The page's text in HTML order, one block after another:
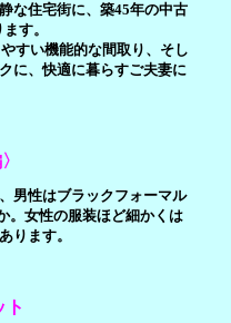
な住宅街に、築45年の中古
す。
すい機能的な間取り、そし
に、快適に暮らすご夫妻に
男性はブラックフォーマル
。女性の服装ほど細かくは
ります。
ト